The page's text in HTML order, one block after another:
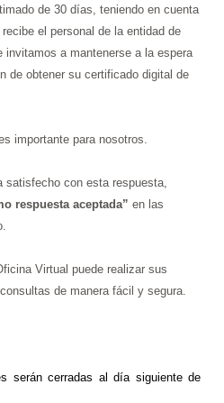
de 30 días, teniendo en cuenta
el personal de la entidad de
a mantenerse a la espera
de obtener su certificado digital de
importante para nosotros.
satisfecho con esta respuesta,
respuesta aceptada” en las
Virtual puede realizar sus
de manera fácil y segura.
serán cerradas al día siguiente de